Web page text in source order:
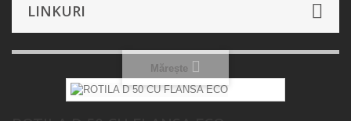
LINKURI
Mărește